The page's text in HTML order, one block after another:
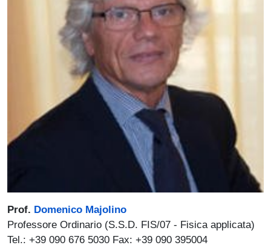
Prof. Domenico Majolino
Professore Ordinario (S.S.D. FIS/07 - Fisica applicata)
Tel.: +39 090 676 5030 Fax: +39 090 395004